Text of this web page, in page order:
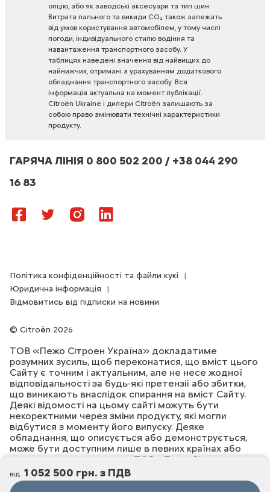
від 1 052 500 грн. з ПДВ
опцію, або як заводські аксесуари та тип шин.
Витрата пального та викиди CO₂ також залежать
від умов користування автомобілем, у тому числі
погоди, індивідуального стилю водіння та
навантаження транспортного засобу. У
таблицях наведені значення від найвищих до
найнижчих, отримані з урахуванням додаткового
обладнання транспортного засобу. Вся
інформація актуальна на момент публікації.
Citroën Ukraine і дилери Citroën залишають за
собою право змінювати технічні характеристики
продукту.
ГАРЯЧА ЛІНІЯ 0 800 502 200 / +38 044 290
16 83
Citroën 2026
Політика конфіденційності та файли кукі
Юридична інформація
Відмовитись від підписки на новини
ТОВ «Пежо Сітроен Україна» докладатиме
розумних зусиль, щоб переконатися, що вміст цього
Сайту є точним і актуальним, але не несе жодної
відповідальності за будь-які претензії або збитки,
що виникають внаслідок спирання на вміст Сайту.
Деякі відомості на цьому сайті можуть бути
некоректними через зміни продукту, які могли
відбутися з моменту його випуску. Деяке
обладнання, що описується або демонструється,
може бути доступним лише в певних країнах або
лише за додаткову плату. ТОВ «Пежо Сітроен
Україна» залишає за собою право змінювати
специфікації продукту в будь-який час. Для